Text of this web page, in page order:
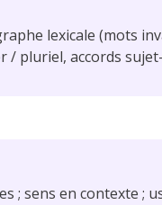
lexicale (mots
pluriel, accords
; sens en contexte ;